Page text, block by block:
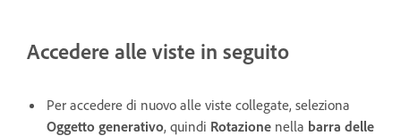
Accedere alle viste in seguito
Per accedere di nuovo alle viste collegate, seleziona
Oggetto generativo, quindi Rotazione nella barra delle